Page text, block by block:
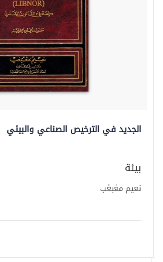
الجديد في الترخيص الصناعي والبيئي
بيئة
نعيم مغبغب